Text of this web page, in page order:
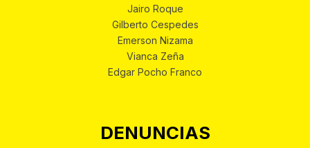
Jairo Roque
Gilberto Cespedes
Emerson Nizama
Vianca Zeña
Edgar Pocho Franco
DENUNCIAS